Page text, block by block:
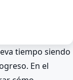
de
tiempo siendo
En el